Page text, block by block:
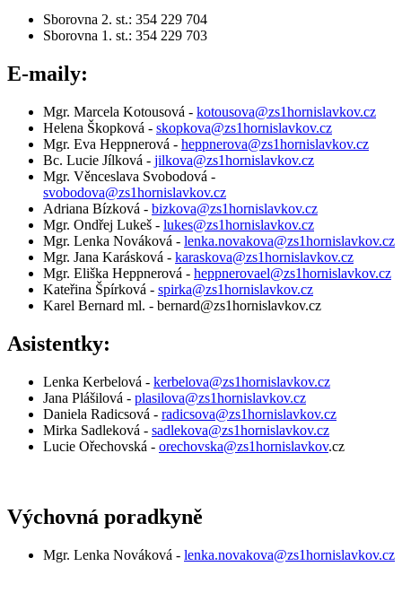
Sborovna 2. st.: 354 229 704
Sborovna 1. st.: 354 229 703
E-maily:
Mgr. Marcela Kotousová - kotousova@zs1hornislavkov.cz
Helena Škopková - skopkova@zs1hornislavkov.cz
Mgr. Eva Heppnerová - heppnerova@zs1hornislavkov.cz
Bc. Lucie Jílková - jilkova@zs1hornislavkov.cz
Mgr. Věnceslava Svobodová -
svobodova@zs1hornislavkov.cz
Adriana Bízková - bizkova@zs1hornislavkov.cz
Mgr. Ondřej Lukeš - lukes@zs1hornislavkov.cz
Mgr. Lenka Nováková - lenka.novakova@zs1hornislavkov.cz
Mgr. Jana Karásková - karaskova@zs1hornislavkov.cz
Mgr. Eliška Heppnerová - heppnerovael@zs1hornislavkov.cz
Kateřina Špírková - spirka@zs1hornislavkov.cz
Karel Bernard ml. - bernard@zs1hornislavkov.cz
Asistentky:
Lenka Kerbelová - kerbelova@zs1hornislavkov.cz
Jana Plášilová - plasilova@zs1hornislavkov.cz
Daniela Radicsová - radicsova@zs1hornislavkov.cz
Mirka Sadleková - sadlekova@zs1hornislavkov.cz
Lucie Ořechovská - orechovska@zs1hornislavkov.cz
Výchovná poradkyně
Mgr. Lenka Nováková - lenka.novakova@zs1hornislavkov.cz